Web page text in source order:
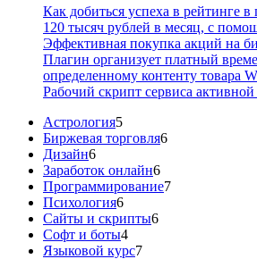
Как добиться успеха в рейтинге
120 тысяч рублей в месяц, с
Эффективная покупка акций на
Плагин организует платный
определенному контенту товара
Рабочий скрипт сервиса
Астрология55
товаров
Биржевая торговля66
Дизайн66
товаров
Заработок онлайн66
товаров
Программирование77
Психология66
товаров
Сайты и скрипты66
Софт и боты44
товара
Языковой курс77